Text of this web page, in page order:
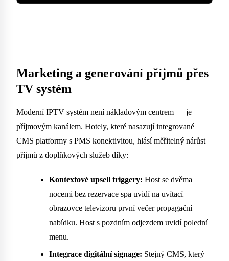
Marketing a generování příjmů přes
TV systém
Moderní IPTV systém není nákladovým centrem — je
příjmovým kanálem. Hotely, které nasazují integrované
CMS platformy s PMS konektivitou, hlásí měřitelný nárůst
příjmů z doplňkových služeb díky:
Kontextové upsell triggery: Host se dvěma
nocemi bez rezervace spa uvidí na uvítací
obrazovce televizoru první večer propagační
nabídku. Host s pozdním odjezdem uvidí polední
menu.
Integrace digitální signage: Stejný CMS, který